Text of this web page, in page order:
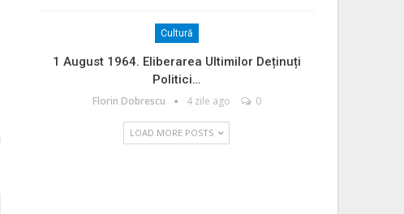
Cultură
1 August 1964. Eliberarea Ultimilor Deținuți
Politici…
Florin Dobrescu 4 zile ago 0
LOAD MORE POSTS